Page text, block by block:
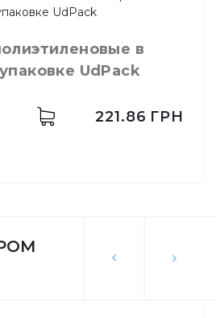
Черный
100,шт.
ящике
10,шт.
в
UdPack
UdPack
221.86 ГРН